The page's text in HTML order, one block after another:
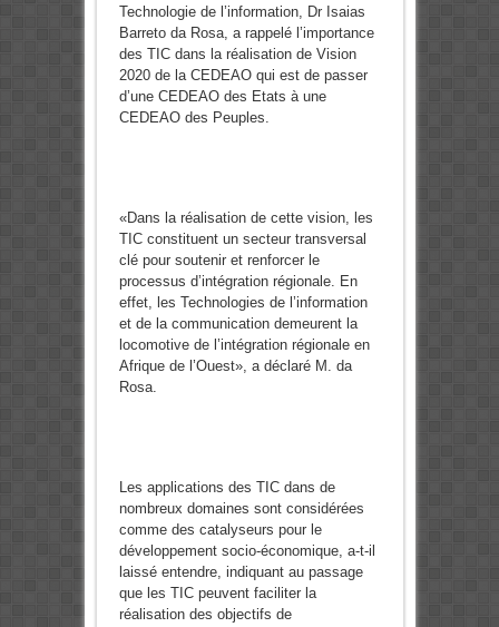
Technologie de l’information, Dr Isaias
Barreto da Rosa, a rappelé l’importance
des TIC dans la réalisation de Vision
2020 de la CEDEAO qui est de passer
d’une CEDEAO des Etats à une
CEDEAO des Peuples.
«Dans la réalisation de cette vision, les
TIC constituent un secteur transversal
clé pour soutenir et renforcer le
processus d’intégration régionale. En
effet, les Technologies de l’information
et de la communication demeurent la
locomotive de l’intégration régionale en
Afrique de l’Ouest», a déclaré M. da
Rosa.
Les applications des TIC dans de
nombreux domaines sont considérées
comme des catalyseurs pour le
développement socio-économique, a-t-il
laissé entendre, indiquant au passage
que les TIC peuvent faciliter la
réalisation des objectifs de